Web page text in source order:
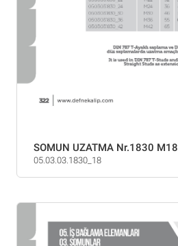
SOMUN UZATMA Nr.1830 M18
05.03.03.1830_18